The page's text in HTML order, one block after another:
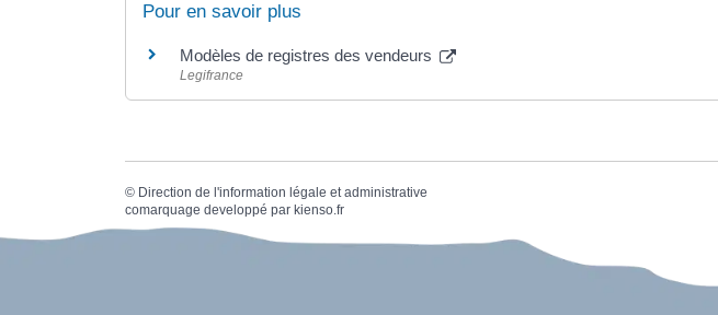
Pour en savoir plus
Modèles de registres des vendeurs
Legifrance
© Direction de l'information légale et administrative
comarquage developpé par kienso.fr